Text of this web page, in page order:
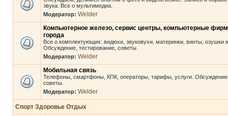
звука. Все о мультимедиа.
Модератор: Welder
Компьютерное железо, сервис центры, компьютерные
города
Все о комплектующих: видюхи, звуковухи, материнки, винты, озушки
Обсуждение, тестирование, советы.
Модератор: Welder
Мобильная связь
Телефоны, смартфоны, КПК, операторы, тарифы, услуги.
советы.
Модератор: Welder
Спорт Здоровье Отдых